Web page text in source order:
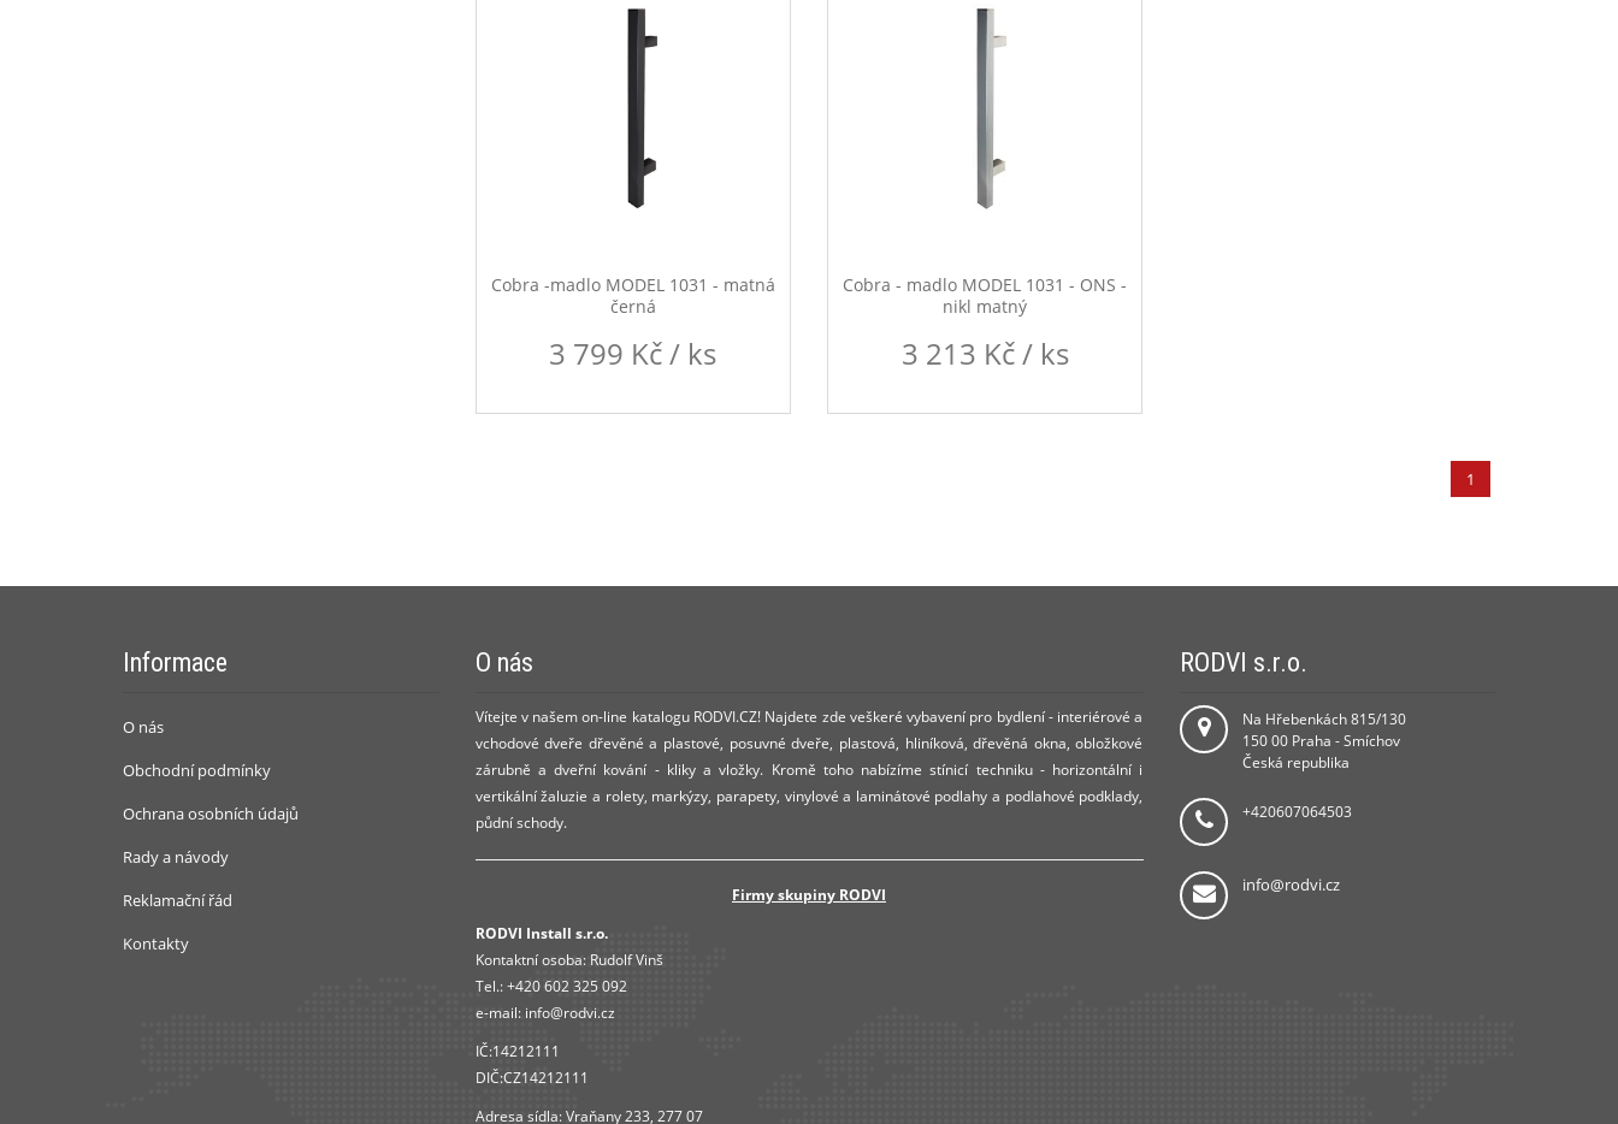
Cobra -madlo MODEL 1031 - matná
černá
3 799 Kč / ks
Cobra - madlo MODEL 1031 - ONS -
nikl matný
3 213 Kč / ks
1
Informace
O nás
Obchodní podmínky
Ochrana osobních údajů
Rady a návody
Reklamační řád
Kontakty
O nás
Vítejte v našem on-line katalogu RODVI.CZ! Najdete zde veškeré vybavení pro bydlení - interiérové a
vchodové dveře dřevěné a plastové, posuvné dveře, plastová, hliníková, dřevěná okna, obložkové
zárubně a dveřní kování - kliky a vložky. Kromě toho nabízíme stínicí techniku - horizontální i
vertikální žaluzie a rolety, markýzy, parapety, vinylové a laminátové podlahy a podlahové podklady,
půdní schody.
Firmy skupiny RODVI
RODVI Install s.r.o.
Kontaktní osoba:Rudolf Vinš
Tel.:+420 602 325 092
e-mail: info@rodvi.cz
IČ:14212111
DIČ:CZ14212111
Adresa sídla: Vraňany 233, 277 07
RODVI s.r.o.
Na Hřebenkách 815/130
150 00 Praha - Smíchov
Česká republika
+420607064503
info@rodvi.cz